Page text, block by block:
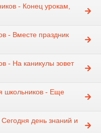
- Конец урокам,
- Вместе праздник
- На каникулы зовет
школьников - Еще
день знаний и